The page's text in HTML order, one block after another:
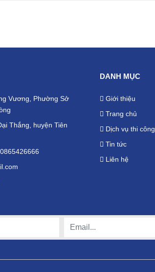
Vương, Phường Sở
Thắng, huyện Tiên
0865426666
DANH MỤC
Giới thiệu
Trang chủ
Dịch vụ thi công
Tin tức
Liên hệ